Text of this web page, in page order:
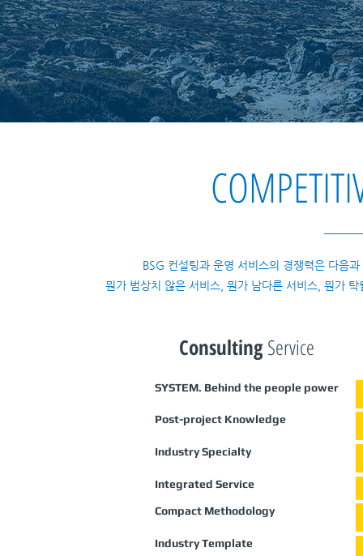
BSG 컨설팅과 운영 서비스의 경쟁력은 다음
뭔가 범상치 않은 서비스, 뭔가 남다른 서비스, 뭔가
ConsultingService
SYSTEM. Behind the people power
Post-project Knowledge
Industry Specialty
Integrated Service
Compact Methodology
Industry Template